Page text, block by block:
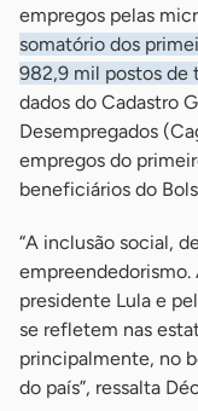
empregos pelas
somatório dos
982,9 mil postos de
dados do Cadastro
Desempregados
empregos do
beneficiários do
“A inclusão social,
presidente Lula e
se refletem nas
principalmente, no
do país”, ressalta